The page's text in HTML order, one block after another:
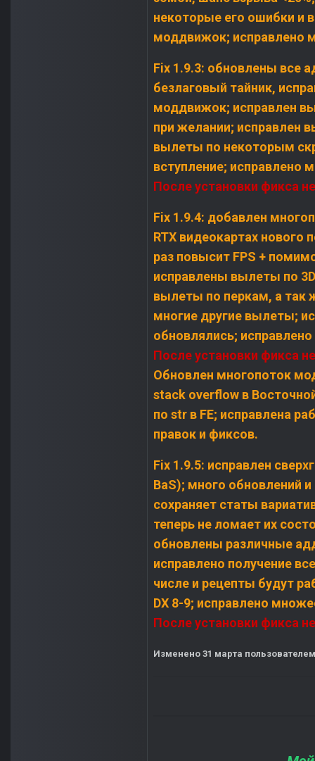
некоторые его ошибки и
моддвижок; исправлено
Fix 1.9.3: обновлены все
безлаговый тайник,
моддвижок; исправлен
при желании; исправлен
вылеты по некоторым
вступление; исправлено
После установки фикса
Fix 1.9.4: добавлен
RTX видеокартах
раз повысит FPS +
исправлены вылеты по
вылеты по перкам, а так
многие другие вылеты;
обновлялись;
После установки фикса
Обновлен многопоток
stack overflow в
по str в FE; исправлена
правок и фиксов.
Fix 1.9.5: исправлен
BaS); много обновлений
сохраняет статы
теперь не ломает их
обновлены различные
исправлено получение
числе и рецепты будут
DX 8-9; исправлено
После установки фикса
Изменено 31 марта